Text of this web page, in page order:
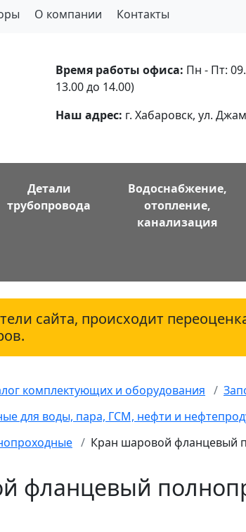
О компании Контакты
Время работы офиса: Пн - Пт:
13.00 до 14.00)
Наш адрес: г. Хабаровск, ул.
Детали
трубопровода
Водоснабжение,
отопление,
канализация
сайта, происходит
комплектующих и оборудования
для воды, пара, ГСМ, нефти и
Кран шаровой фланцевый
фланцевый